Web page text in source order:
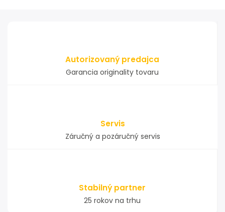
Autorizovaný predajca
Garancia originality tovaru
Servis
Záručný a pozáručný servis
Stabilný partner
25 rokov na trhu